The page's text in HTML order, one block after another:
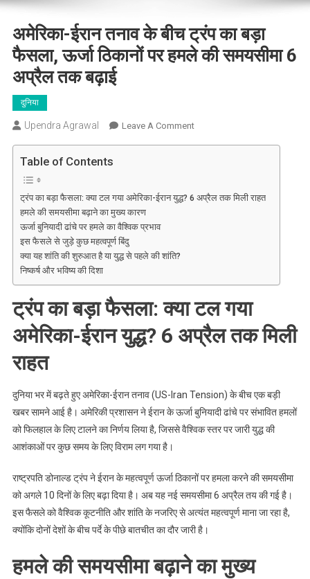
अमेरिका-ईरान तनाव के बीच ट्रंप का बड़ा
फैसला, ऊर्जा ठिकानों पर हमले की समयसीमा 6
अप्रैल तक बढ़ाई
दुनिया
Upendra Agrawal Leave A CommentOn
ऊर्जा
ठिकानों
पर
हमले
की
अप्रैल
तक
बढ़ाई
Table of Contents
ट्रंप का बड़ा फैसला: क्या टल गया अमेरिका-ईरान युद्ध? 6 अप्रैल तक मिली राहत
हमले की समयसीमा बढ़ाने का मुख्य कारण
ऊर्जा बुनियादी ढांचे पर हमले का वैश्विक प्रभाव
इस फैसले से जुड़े कुछ महत्वपूर्ण बिंदु
क्या यह शांति की शुरुआत है या युद्ध से पहले की शांति?
निष्कर्ष और भविष्य की दिशा
ट्रंप का बड़ा फैसला: क्या टल गया
अमेरिका-ईरान युद्ध? 6 अप्रैल तक मिली
राहत
दुनिया भर में बढ़ते हुए अमेरिका-ईरान तनाव (US-Iran Tension) के बीच एक बड़ी
खबर सामने आई है। अमेरिकी प्रशासन ने ईरान के ऊर्जा बुनियादी ढांचे पर संभावित हमलों
को फिलहाल के लिए टालने का निर्णय लिया है, जिससे वैश्विक स्तर पर जारी युद्ध की
आशंकाओं पर कुछ समय के लिए विराम लग गया है।
राष्ट्रपति डोनाल्ड ट्रंप ने ईरान के महत्वपूर्ण ऊर्जा ठिकानों पर हमला करने की समयसीमा
को अगले 10 दिनों के लिए बढ़ा दिया है। अब यह नई समयसीमा 6 अप्रैल तय की गई है।
इस फैसले को वैश्विक कूटनीति और शांति के नजरिए से अत्यंत महत्वपूर्ण माना जा रहा है,
क्योंकि दोनों देशों के बीच पर्दे के पीछे बातचीत का दौर जारी है।
हमले की समयसीमा बढ़ाने का मुख्य